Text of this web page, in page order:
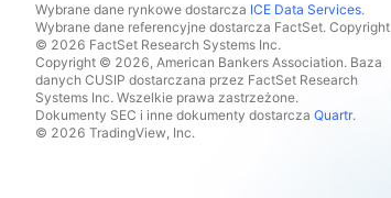
Wybrane dane rynkowe dostarcza ICE Data Services.
Wybrane dane referencyjne dostarcza FactSet. Copyright
© 2026 FactSet Research Systems Inc.
Copyright © 2026, American Bankers Association. Baza
danych CUSIP dostarczana przez FactSet Research
Systems Inc. Wszelkie prawa zastrzeżone.
Dokumenty SEC i inne dokumenty dostarcza Quartr.
© 2026 TradingView, Inc.